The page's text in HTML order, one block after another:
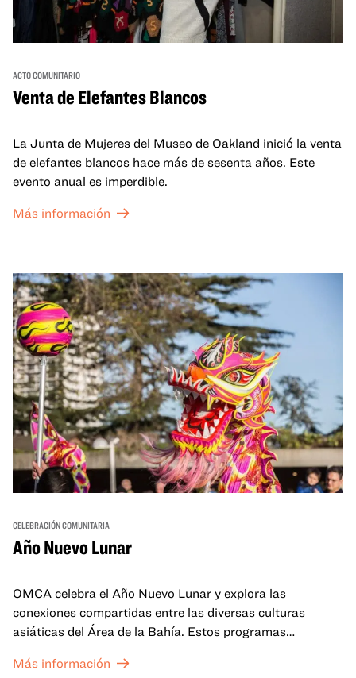
ACTO COMUNITARIO
Venta de Elefantes Blancos
La Junta de Mujeres del Museo de Oakland inició la venta
de elefantes blancos hace más de sesenta años. Este
evento anual es imperdible.
Más información
CELEBRACIÓN COMUNITARIA
Año Nuevo Lunar
OMCA celebra el Año Nuevo Lunar y explora las
conexiones compartidas entre las diversas culturas
asiáticas del Área de la Bahía. Estos programas
celebran y honran las tradiciones del Año Nuevo Lunar a
Más información